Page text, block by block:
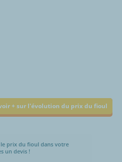
+ sur l'évolution du prix du fioul
prix du fioul dans votre
un devis !